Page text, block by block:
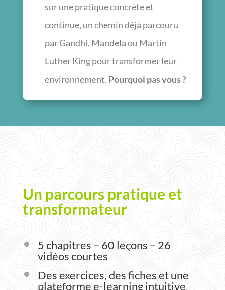
sur une pratique concrète et
continue, un chemin déjà parcouru
par Gandhi, Mandela ou Martin
Luther King pour transformer leur
environnement. Pourquoi pas vous ?
Un parcours pratique et
transformateur
5 chapitres – 60 leçons – 26
vidéos courtes
Des exercices, des fiches et une
plateforme e-learning intuitive